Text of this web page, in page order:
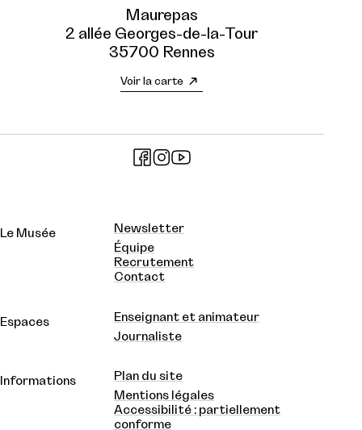
Maurepas
2 allée Georges-de-la-Tour
35700 Rennes
Voir la carte
Le Musée
Newsletter
Équipe
Recrutement
Contact
Espaces
Enseignant et animateur
Journaliste
Informations
Plan du site
Mentions légales
Accessibilité : partiellement
conforme